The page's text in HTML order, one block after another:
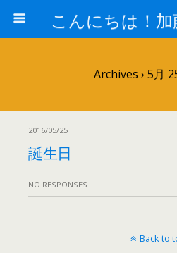
Archives › 5月
2016/05/25
誕生日
NO RESPONSES
Back to